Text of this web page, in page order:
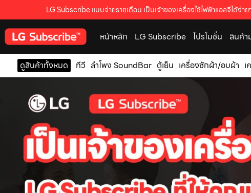
LG Subscribe แบบจ่ายรายเดือน เป็นเจ้าของเครื่องใช้ไฟฟ้าแอลจีได้ง่า
หน้าหลัก LG Subscribe โปรโมชั่น สินค้า
ดูสินค้าทั้งหมด ทีวี ลำโพง SoundBar ตู้เย็น เครื่องซักผ้า/อบผ้า